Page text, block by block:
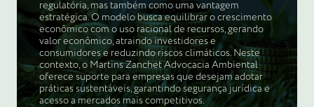
regulatória, mas também como uma vantagem
estratégica. O modelo busca equilibrar o crescimento
econômico com o uso racional de recursos, gerando
valor econômico, atraindo investidores e
consumidores e reduzindo riscos climáticos. Neste
contexto, o Martins Zanchet Advocacia Ambiental
oferece suporte para empresas que desejam adotar
práticas sustentáveis, garantindo segurança jurídica e
acesso a mercados mais competitivos.